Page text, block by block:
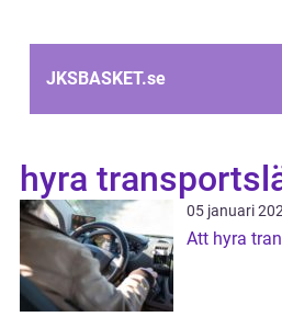
JKSBASKET.se
hyra
05 januari
Att hyra